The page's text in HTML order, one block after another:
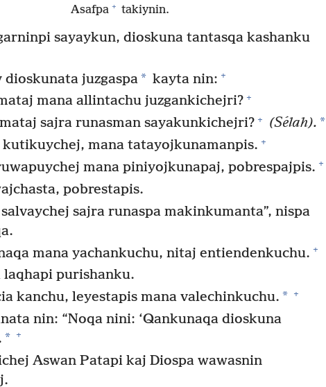
Asafpa + takiynin.
sayaykun, dioskuna tantasqa kashanku
dioskunata juzgaspa* kayta nin: +
mana allintachu juzgankichejri? +
sajra runasman sayakunkichejri? + (Sélah). *
kutikuychej, mana tatayojkunamanpis. +
mana piniyojkunapaj, pobrespajpis. +
pobrestapis.
sajra runaspa makinkumanta”, nispa
mana yachankuchu, nitaj entiendenkuchu. +
laqhapi purishanku.
kanchu, leyestapis mana valechinkuchu. * +
nin: “Noqa nini: ‘Qankunaqa dioskuna
* +
Aswan Patapi kaj Diospa wawasnin